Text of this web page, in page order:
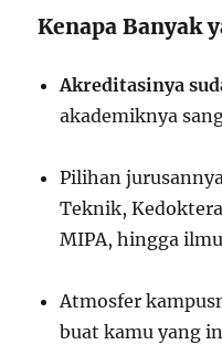
Kenapa Banyak
Akreditasinya
akademiknya
Pilihan
Teknik,
MIPA, hingga
Atmosfer
buat kamu yang